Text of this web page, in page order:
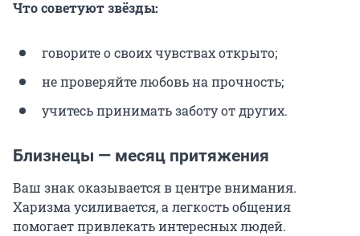
Что советуют звёзды:
говорите о своих чувствах открыто;
не проверяйте любовь на прочность;
учитесь принимать заботу от других.
Близнецы — месяц притяжения
Ваш знак оказывается в центре внимания.
Харизма усиливается, а легкость общения
помогает привлекать интересных людей.